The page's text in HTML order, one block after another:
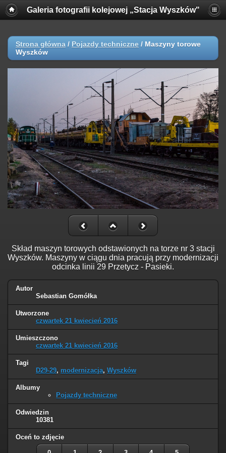
Galeria fotografii kolejowej „Stacja Wyszków"
Strona główna / Pojazdy techniczne / Maszyny torowe
Wyszków
Skład maszyn torowych odstawionych na torze nr 3 stacji
Wyszków. Maszyny w ciągu dnia pracują przy modernizacji
odcinka linii 29 Przetycz - Pasieki.
Autor
Sebastian Gomółka
Utworzone
czwartek 21 kwiecień 2016
Umieszczono
czwartek 21 kwiecień 2016
Tagi
D29-29, modernizacja, Wyszków
Albumy
Pojazdy techniczne
Odwiedzin
10381
Oceń to zdjęcie